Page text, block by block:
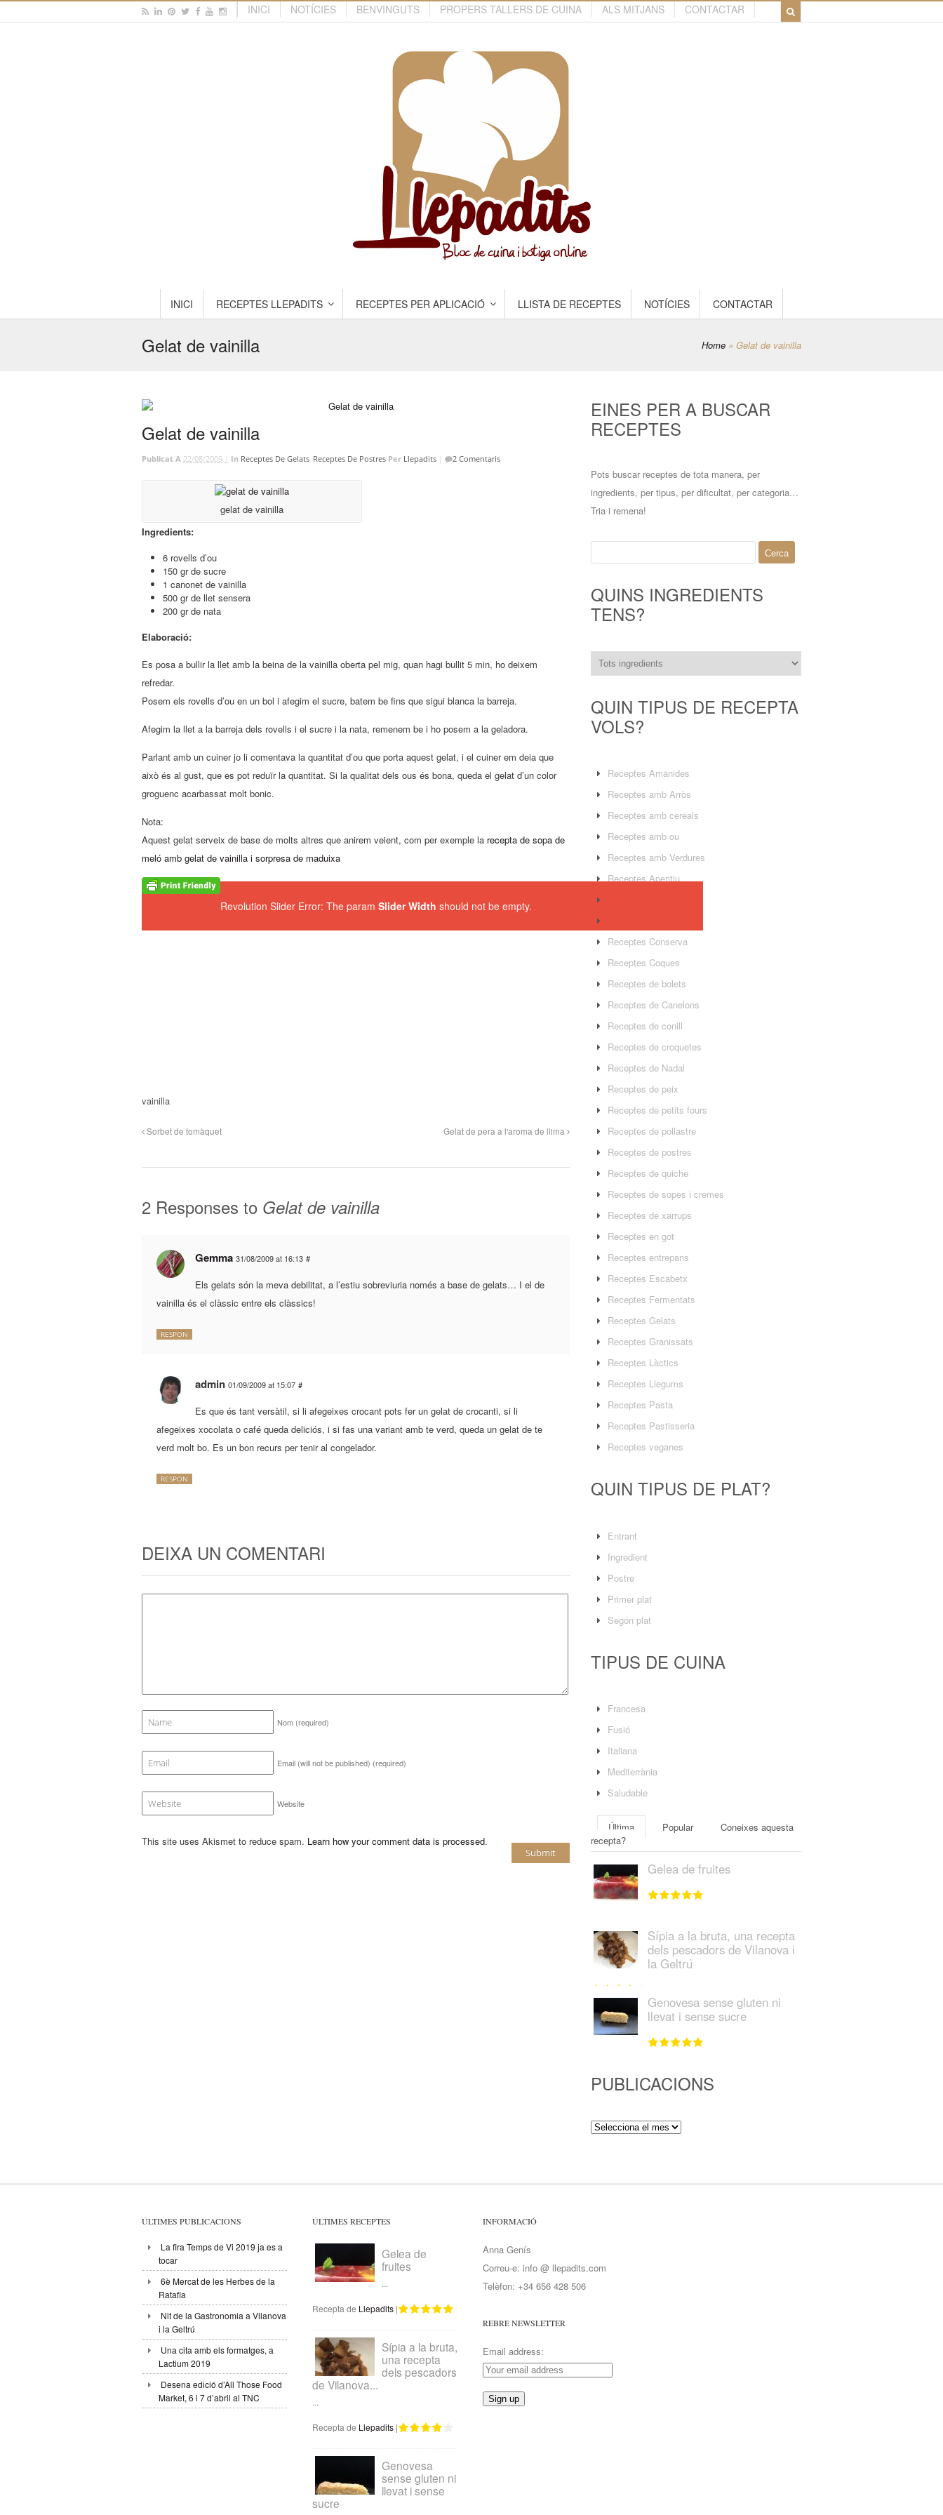
INICI NOTÍCIES BENVINGUTS PROPERS TALLERS DE CUINA ALS MITJANS CONTACTAR
INICI RECEPTES LLEPADITS RECEPTES PER APLICACIÓ LLISTA DE RECEPTES NOTÍCIES CONTACTAR
Gelat de vainilla Home » Gelat de vainilla
Gelat de vainilla
Publicat A 22/08/2009 | In Receptes De Gelats, Receptes De Postres Per Llepadits 2 Comentaris
gelat de vainilla
Ingredients:
6 rovells d’ou
150 gr de sucre
1 canonet de vainilla
500 gr de llet sensera
200 gr de nata
Elaboració:
Es posa a bullir la llet amb la beina de la vainilla oberta pel mig, quan hagi bullit 5 min, ho deixem
refredar.
Posem els rovells d’ou en un bol i afegim el sucre, batem be fins que sigui blanca la barreja.
Afegim la llet a la barreja dels rovells i el sucre i la nata, remenem be i ho posem a la geladora.
Parlant amb un cuiner jo li comentava la quantitat d’ou que porta aquest gelat, i el cuiner em deia que
això és al gust, que es pot reduïr la quantitat. Si la qualitat dels ous és bona, queda el gelat d’un color
groguenc acarbassat molt bonic.
Nota:
Aquest gelat serveix de base de molts altres que anirem veient, com per exemple la recepta de sopa de
meló amb gelat de vainilla i sorpresa de maduixa
Revolution Slider Error: The param Slider Width should not be empty.
vainilla
Sorbet de tomàquet Gelat de pera a l'aroma de llima
2 Responses to Gelat de vainilla
Gemma 31/08/2009 at 16:13 #
Els gelats són la meva debilitat, a l’estiu sobreviuria només a base de gelats… I el de
vainilla és el clàssic entre els clàssics!
RESPON
admin 01/09/2009 at 15:07 #
Es que és tant versàtil, si li afegeixes crocant pots fer un gelat de crocanti, si li
afegeixes xocolata o café queda deliciós, i si fas una variant amb te verd, queda un gelat de te
verd molt bo. Es un bon recurs per tenir al congelador.
RESPON
DEIXA UN COMENTARI
Nom (required)
Email (will not be published) (required)
Website
This site uses Akismet to reduce spam. Learn how your comment data is processed.
EINES PER A BUSCAR
RECEPTES
Pots buscar receptes de tota manera, per
ingredients, per tipus, per dificultat, per categoria…
Tria i remena!
QUINS INGREDIENTS
TENS?
QUIN TIPUS DE RECEPTA
VOLS?
Receptes Amanides
Receptes amb Arròs
Receptes amb cereals
Receptes amb ou
Receptes amb Verdures
Receptes Aperitiu
Receptes Conserva
Receptes Coques
Receptes de bolets
Receptes de Canelons
Receptes de conill
Receptes de croquetes
Receptes de Nadal
Receptes de peix
Receptes de petits fours
Receptes de pollastre
Receptes de postres
Receptes de quiche
Receptes de sopes i cremes
Receptes de xarrups
Receptes en got
Receptes entrepans
Receptes Escabetx
Receptes Fermentats
Receptes Gelats
Receptes Granissats
Receptes Làctics
Receptes Llegums
Receptes Pasta
Receptes Pastisseria
Receptes veganes
QUIN TIPUS DE PLAT?
Entrant
Ingredient
Postre
Primer plat
Segón plat
TIPUS DE CUINA
Francesa
Fusió
Italiana
Mediterrània
Saludable
Última Popular
Coneixes aquesta
recepta?
Gelea de fruites
Sípia a la bruta, una recepta
dels pescadors de Vilanova i
la Geltrú
Genovesa sense gluten ni
llevat i sense sucre
PUBLICACIONS
Publicacions
ÚLTIMES PUBLICACIONS
La fira Temps de Vi 2019 ja es a
tocar
6è Mercat de les Herbes de la
Ratafia
Nit de la Gastronomia a Vilanova
i la Geltrú
Una cita amb els formatges, a
Lactium 2019
Desena edició d’All Those Food
Market, 6 i 7 d’abril al TNC
ÚLTIMES RECEPTES
Gelea de
fruites
...
Recepta de Llepadits|
Sípia a la bruta,
una recepta
dels pescadors
de Vilanova...
...
Recepta de Llepadits|
Genovesa
sense gluten ni
llevat i sense
sucre
INFORMACIÓ
Anna Genís
Correu-e: info @ llepadits.com
Telèfon: +34 656 428 506
REBRE NEWSLETTER
Email address: